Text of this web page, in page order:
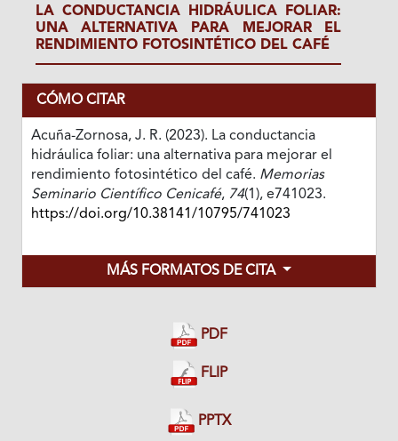
LA CONDUCTANCIA HIDRÁULICA FOLIAR:
UNA ALTERNATIVA PARA MEJORAR EL
RENDIMIENTO FOTOSINTÉTICO DEL CAFÉ
CÓMO CITAR
Acuña-Zornosa, J. R. (2023). La conductancia
hidráulica foliar: una alternativa para mejorar el
rendimiento fotosintético del café. Memorias
Seminario Científico Cenicafé, 74(1), e741023.
https://doi.org/10.38141/10795/741023
MÁS FORMATOS DE CITA
PDF
FLIP
PPTX